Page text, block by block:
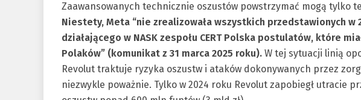
Zaawansowanych technicznie oszustów powstrzymać mogą tylko
Niestety, Meta “nie zrealizowała wszystkich przedstawionych w
działającego w NASK zespołu CERT Polska postulatów, które
Polaków” (komunikat z 31 marca 2025 roku). W tej sytuacji linią
Revolut traktuje ryzyka oszustw i ataków dokonywanych przez
niezwykle poważnie. Tylko w 2024 roku Revolut zapobiegł utracie